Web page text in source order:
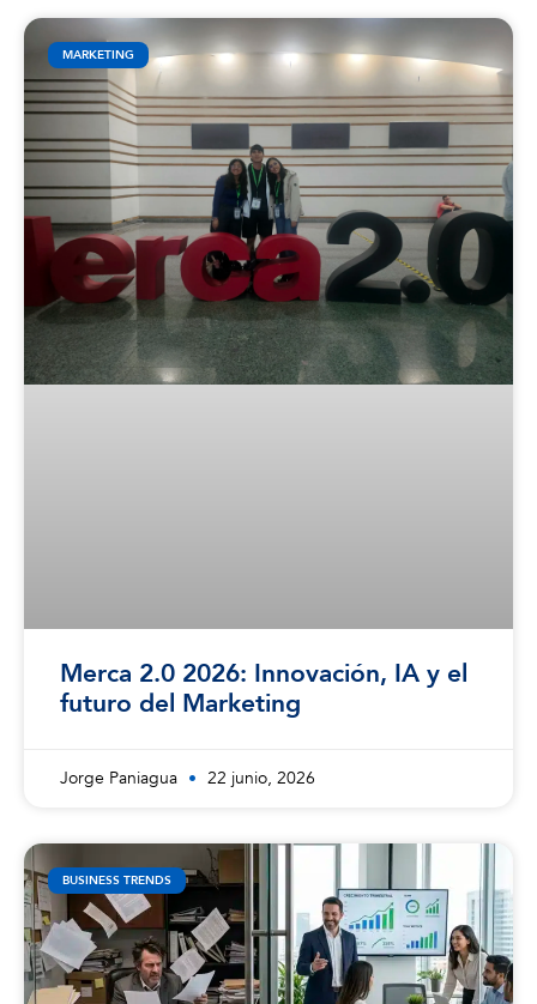
MARKETING
Merca 2.0 2026: Innovación, IA y el
futuro del Marketing
Jorge Paniagua 22 junio, 2026
BUSINESS TRENDS